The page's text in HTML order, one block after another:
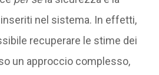
nel sistema. In effetti,
recuperare le stime dei
un approccio complesso,